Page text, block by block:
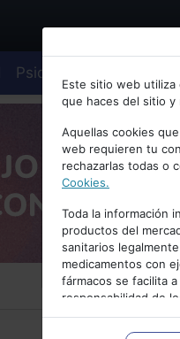
Bienvenid@ a
Escribe tu Email
Accede o
Psiquiatría
Este sitio web utiliza
que haces del sitio y
Aquellas cookies
web requieren tu
rechazarlas todas o
Cookies.
Toda la información
productos del
sanitarios
medicamentos con
fármacos se facilita
responsabilidad de
medicamentos y
adecuado a las